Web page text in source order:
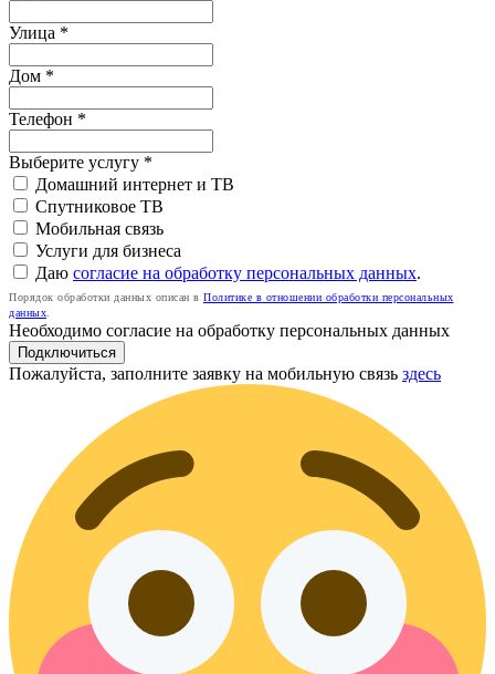
Улица *
Дом *
Телефон *
Выберите услугу *
Домашний интернет и ТВ
Спутниковое ТВ
Мобильная связь
Услуги для бизнеса
Даю согласие на обработку персональных данных.
Порядок обработки данных описан в Политике в отношении обработки персональных
данных
Необходимо согласие на обработку персональных данных
Подключиться
Пожалуйста, заполните заявку на мобильную связь здесь